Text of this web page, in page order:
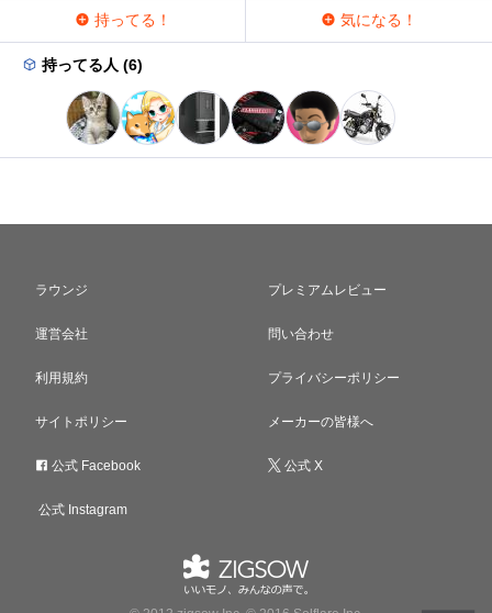
持ってる！ 気になる！
持ってる人 (6)
ラウンジ プレミアムレビュー
運営会社 問い合わせ
利用規約 プライバシーポリシー
サイトポリシー メーカーの皆様へ
公式 Facebook 公式 X
公式 Instagram